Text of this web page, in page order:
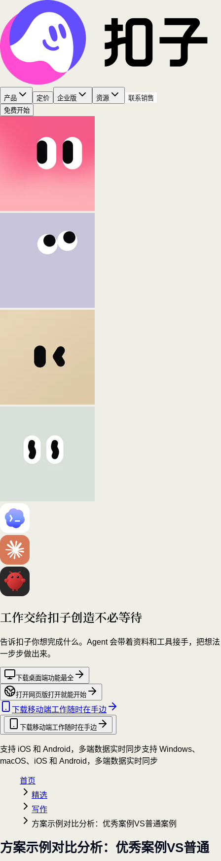
产品 定价 企业版 资源
联系销售
免费开始
工作交给扣子创造不必等待
告诉扣子你想完成什么。Agent 会带着资料和工具接手，把想法
一步步做出来。
下载桌面端功能最全
打开网页版打开就能开始
下载移动端工作随时在手边
下载移动端工作随时在手边
支持 iOS 和 Android，多端数据实时同步支持 Windows、
macOS、iOS 和 Android，多端数据实时同步
首页
精选
写作
方案示例对比分析：优秀案例VS普通案例
方案示例对比分析：优秀案例VS普通